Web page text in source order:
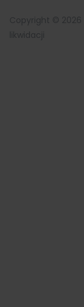
Copyright © 2026
likwidacji